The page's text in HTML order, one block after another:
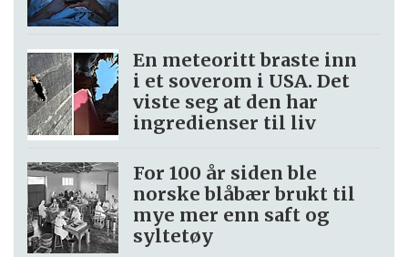
En meteoritt braste inn
i et soverom i USA. Det
viste seg at den har
ingredienser til liv
For 100 år siden ble
norske blåbær brukt til
mye mer enn saft og
syltetøy